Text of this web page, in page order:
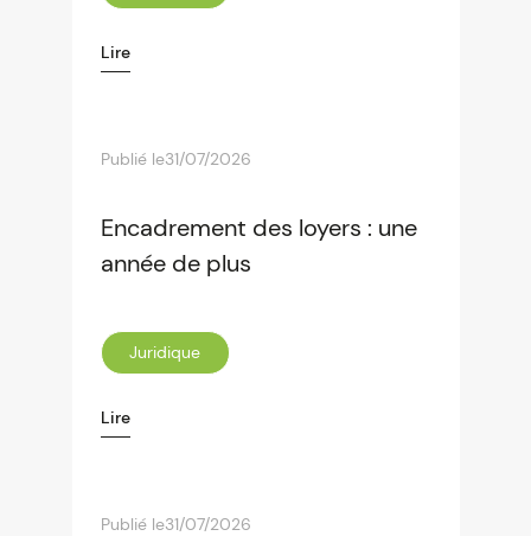
Lire
Publié le31/07/2026
Encadrement des loyers : une
année de plus
Juridique
Lire
Publié le31/07/2026